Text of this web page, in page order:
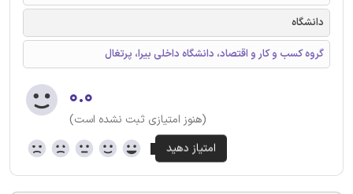
دانشگاه
گروه کسب و کار و اقتصاد، دانشگاه داخلی بیرا، پرتغال
۰.۰
(هنوز امتیازی ثبت نشده است)